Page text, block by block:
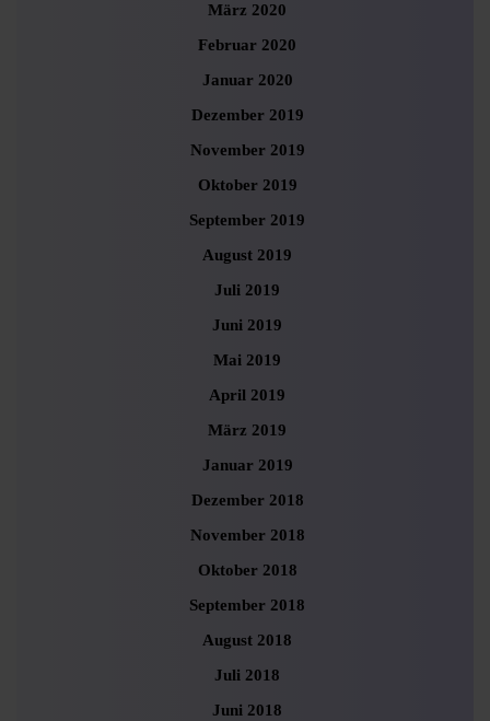
März 2020
Februar 2020
Januar 2020
Dezember 2019
November 2019
Oktober 2019
September 2019
August 2019
Juli 2019
Juni 2019
Mai 2019
April 2019
März 2019
Januar 2019
Dezember 2018
November 2018
Oktober 2018
September 2018
August 2018
Juli 2018
Juni 2018